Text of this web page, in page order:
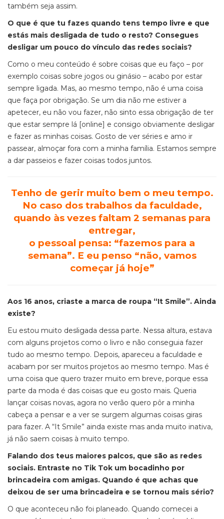
também seja assim.
O que é que tu fazes quando tens tempo livre e que
estás mais desligada de tudo o resto? Consegues
desligar um pouco do vínculo das redes sociais?
Como o meu conteúdo é sobre coisas que eu faço – por
exemplo coisas sobre jogos ou ginásio – acabo por estar
sempre ligada. Mas, ao mesmo tempo, não é uma coisa
que faça por obrigação. Se um dia não me estiver a
apetecer, eu não vou fazer, não sinto essa obrigação de ter
que estar sempre lá [online] e consigo obviamente desligar
e fazer as minhas coisas. Gosto de ver séries e amo ir
passear, almoçar fora com a minha família. Estamos sempre
a dar passeios e fazer coisas todos juntos.
Tenho de gerir muito bem o meu tempo.
No caso dos trabalhos da faculdade,
quando às vezes faltam 2 semanas para
entregar,
o pessoal pensa: “fazemos para a
semana”. E eu penso “não, vamos
começar já hoje”
Aos 16 anos, criaste a marca de roupa “It Smile”. Ainda
existe?
Eu estou muito desligada dessa parte. Nessa altura, estava
com alguns projetos como o livro e não conseguia fazer
tudo ao mesmo tempo. Depois, apareceu a faculdade e
acabam por ser muitos projetos ao mesmo tempo. Mas é
uma coisa que quero trazer muito em breve, porque essa
parte da moda é das coisas que eu gosto mais. Queria
lançar coisas novas, agora no verão quero pôr a minha
cabeça a pensar e a ver se surgem algumas coisas giras
para fazer. A “It Smile” ainda existe mas anda muito inativa,
já não saem coisas à muito tempo.
Falando dos teus maiores palcos, que são as redes
sociais. Entraste no Tik Tok um bocadinho por
brincadeira com amigas. Quando é que achas que
deixou de ser uma brincadeira e se tornou mais sério?
O que aconteceu não foi planeado. Quando comecei a